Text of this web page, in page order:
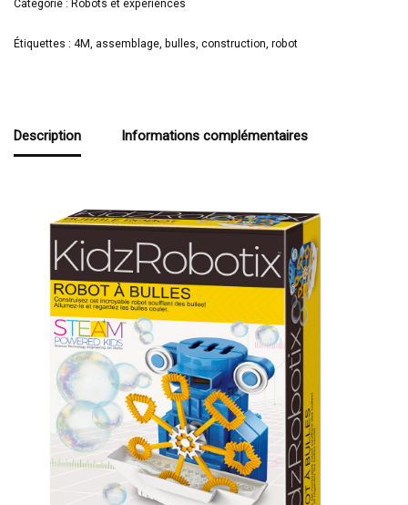
Catégorie : Robots et expériences
Étiquettes : 4M assemblage bulles construction robot
Description Informations complémentaires